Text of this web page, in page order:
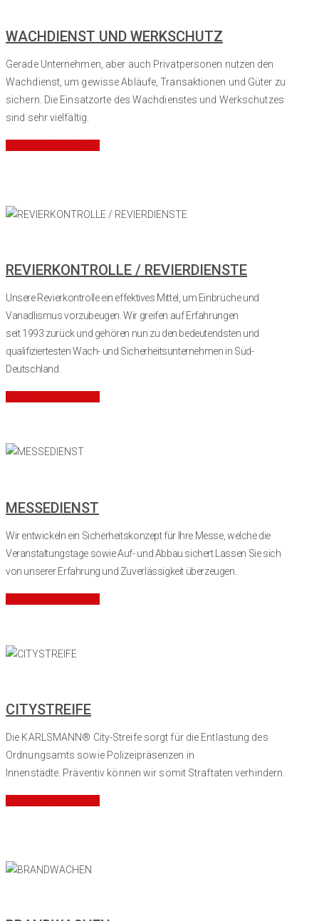
WACHDIENST UND WERKSCHUTZ
Gerade Unternehmen, aber auch Privatpersonen nutzen den
Wachdienst, um gewisse Abläufe, Transaktionen und Güter zu
sichern. Die Einsatzorte des Wachdienstes und Werkschutzes
sind sehr vielfältig.
REVIERKONTROLLE / REVIERDIENSTE
Unsere Revierkontrolle ein effektives Mittel, um Einbrüche und
Vanadlismus vorzubeugen.Wir greifen auf Erfahrungen
seit1993 zurück und gehören nun zu den bedeutendsten und
qualifiziertesten Wach- und Sicherheitsunternehmen in Süd-
Deutschland.
MESSEDIENST
Wir entwickeln ein Sicherheitskonzept für Ihre Messe, welche die
Veranstaltungstage sowie Auf- und Abbau sichert.Lassen Sie sich
von unserer Erfahrung und Zuverlässigkeit überzeugen.
CITYSTREIFE
Die KARLSMANN® City-Streife sorgt für die Entlastung des
Ordnungsamts sowie Polizeipräsenzen in
Innenstädte. Präventiv können wir somit Straftaten verhindern.